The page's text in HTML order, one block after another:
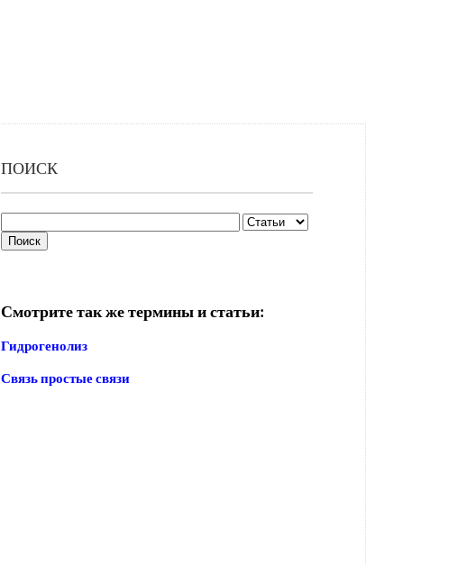
ПОИСК
Смотрите так же термины и статьи:
Гидрогенолиз
Связь простые связи